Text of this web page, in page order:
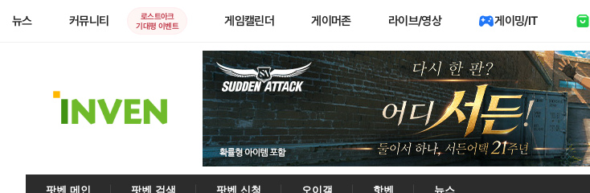
뉴스 커뮤니티
로스트아크
기대평 이벤트
게임캘린더 게이머존 라이브/영상 게이밍/IT
팟벤 메인 팟벤 검색 팟벤 신청 오이갤 핫벤
뉴스